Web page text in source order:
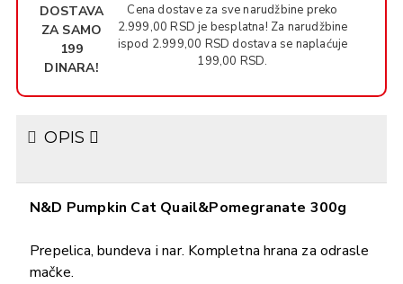
DOSTAVA
ZA SAMO
199
DINARA!
Cena dostave za sve narudžbine preko
2.999,00 RSD je besplatna! Za narudžbine
ispod 2.999,00 RSD dostava se naplaćuje
199,00 RSD.
OPIS
N&D Pumpkin Cat Quail&Pomegranate 300g
Prepelica, bundeva i nar. Kompletna hrana za odrasle
mačke.